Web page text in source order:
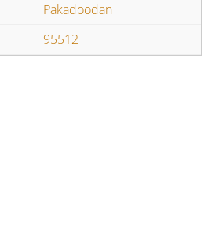
Pakadoodan
95512